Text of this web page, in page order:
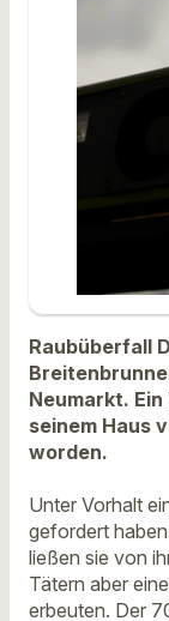
Raubüberfall
Neumarkt.
seinem Haus
worden.
Unter Vorhalt
gefordert
ließen sie von
Tätern aber
erbeuten. Der